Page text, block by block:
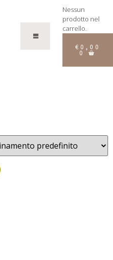
Nessun
prodotto nel
carrello.
€ 0,00
0